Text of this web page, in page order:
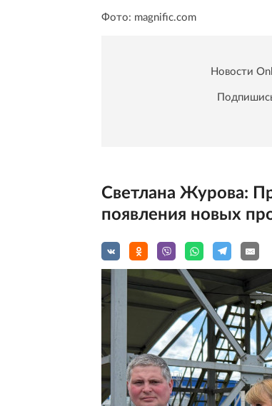
Фото: magnific.com
Новости
Светлана Журова:
появления новых